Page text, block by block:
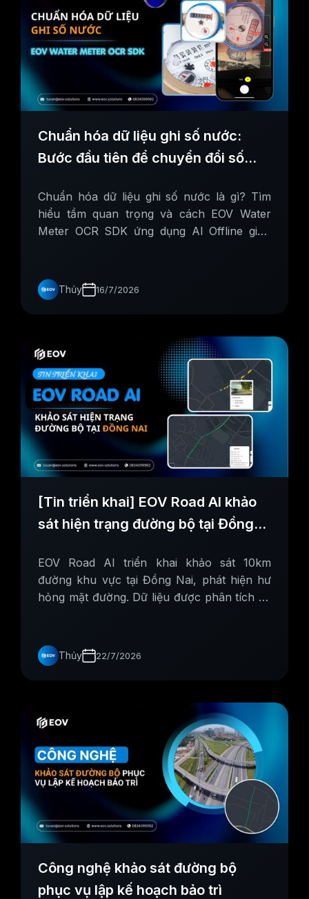
Chuẩn hóa dữ liệu ghi số nước:
Bước đầu tiên để chuyển đổi số
Chuẩn hóa dữ liệu ghi số nước là gì? Tìm
hiểu tầm quan trọng và cách EOV Water
Meter OCR SDK ứng dụng AI Offline giúp
Thủy 16/7/2026
[Tin triển khai] EOV Road AI khảo
sát hiện trạng đường bộ tại Đồng
EOV Road AI triển khai khảo sát 10km
đường khu vực tại Đồng Nai, phát hiện hư
hỏng mặt đường. Dữ liệu được phân tích và
Thủy 22/7/2026
Công nghệ khảo sát đường bộ
phục vụ lập kế hoạch bảo trì